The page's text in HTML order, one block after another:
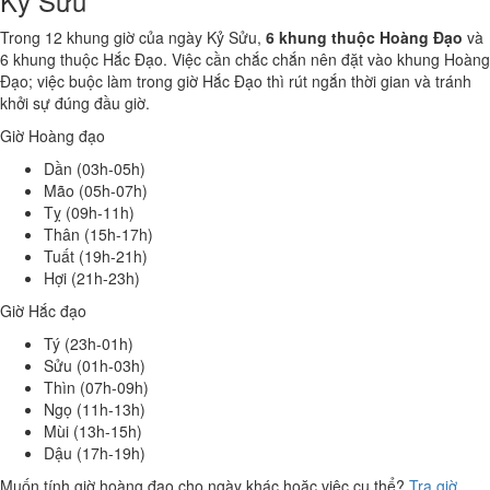
Trong 12 khung giờ của ngày Kỷ Sửu, 6 khung thuộc Hoàng Đạo và
6 khung thuộc Hắc Đạo. Việc cần chắc chắn nên đặt vào khung Hoàng
Đạo; việc buộc làm trong giờ Hắc Đạo thì rút ngắn thời gian và tránh
khởi sự đúng đầu giờ.
Giờ Hoàng đạo
Dần (03h-05h)
Mão (05h-07h)
Tỵ (09h-11h)
Thân (15h-17h)
Tuất (19h-21h)
Hợi (21h-23h)
Giờ Hắc đạo
Tý (23h-01h)
Sửu (01h-03h)
Thìn (07h-09h)
Ngọ (11h-13h)
Mùi (13h-15h)
Dậu (17h-19h)
Muốn tính giờ hoàng đạo cho ngày khác hoặc việc cụ thể? Tra giờ